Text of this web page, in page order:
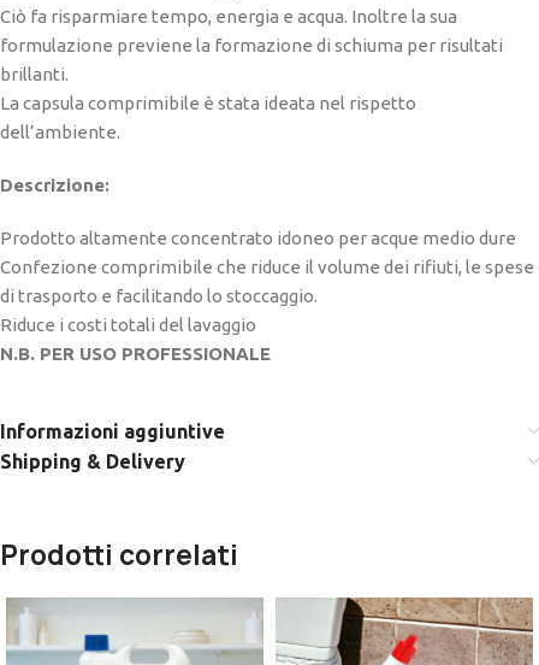
Ciò fa risparmiare tempo, energia e acqua. Inoltre la sua
formulazione previene la formazione di schiuma per risultati
brillanti.
La capsula comprimibile è stata ideata nel rispetto
dell’ambiente.
Descrizione:
Prodotto altamente concentrato idoneo per acque medio dure
Confezione comprimibile che riduce il volume dei rifiuti, le spese
di trasporto e facilitando lo stoccaggio.
Riduce i costi totali del lavaggio
N.B. PER USO PROFESSIONALE
Informazioni aggiuntive
Shipping & Delivery
Prodotti correlati